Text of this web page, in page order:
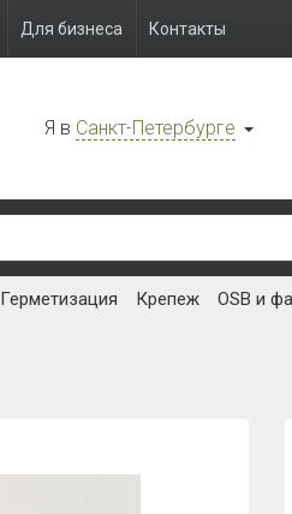
Для бизнеса Контакты
Я в Санкт-Петербурге
Герметизация Крепеж OSB и